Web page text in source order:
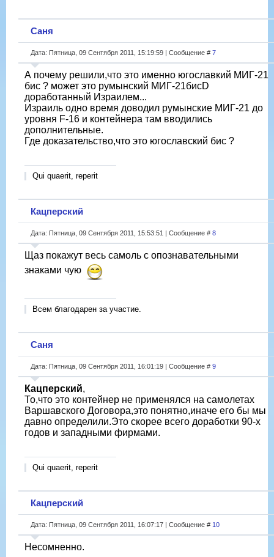
Саня
Дата: Пятница, 09 Сентября 2011, 15:19:59 | Сообщение # 7
А почему решили,что это именно югославкий МИГ-21
бис ? может это румынский МИГ-21бисD
доработанный Израилем...
Израиль одно время доводил румынские МИГ-21 до
уровня F-16 и контейнера там вводились
дополнительные.
Где доказательство,что это югославский бис ?
Qui quaerit, reperit
Кацперский
Дата: Пятница, 09 Сентября 2011, 15:53:51 | Сообщение # 8
Щаз покажут весь самоль с опознавательными
знаками чую
Всем благодарен за участие.
Саня
Дата: Пятница, 09 Сентября 2011, 16:01:19 | Сообщение # 9
Кацперский,
То,что это контейнер не применялся на самолетах
Варшавского Договора,это понятно,иначе его бы мы
давно определили.Это скорее всего доработки 90-х
годов и западными фирмами.
Qui quaerit, reperit
Кацперский
Дата: Пятница, 09 Сентября 2011, 16:07:17 | Сообщение # 10
Несомненно.